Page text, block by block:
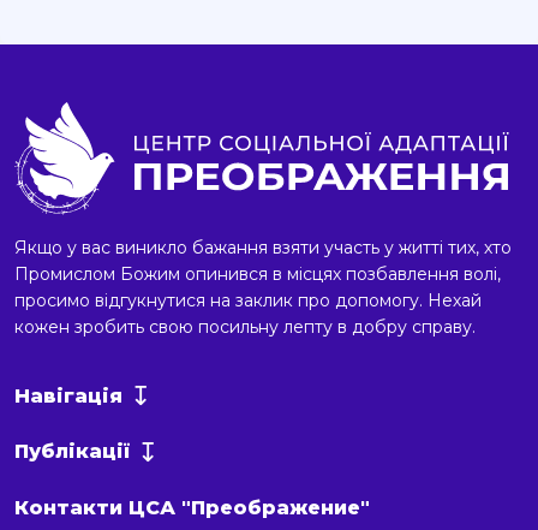
Якщо у вас виникло бажання взяти участь у житті тих, хто
Промислом Божим опинився в місцях позбавлення волі,
просимо відгукнутися на заклик про допомогу. Нехай
кожен зробить свою посильну лепту в добру справу.
Навігація
Публікації
Контакти ЦСА "Преображение"